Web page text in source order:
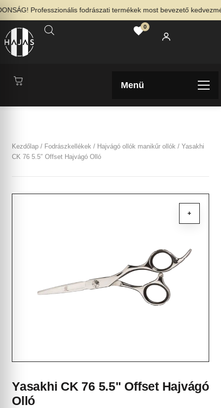
Professzionális fodrászati termékek most bevezető
0
Menü
Kezdőlap / Fodrászkellékek / Hajvágó ollók manikűr ollók / Yasakhi
CK 76 5.5″ Offset Hajvágó Olló
+
Yasakhi CK 76 5.5" Offset Hajvágó
Olló